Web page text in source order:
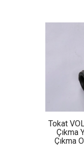
Tokat
Çıkma
Çıkma